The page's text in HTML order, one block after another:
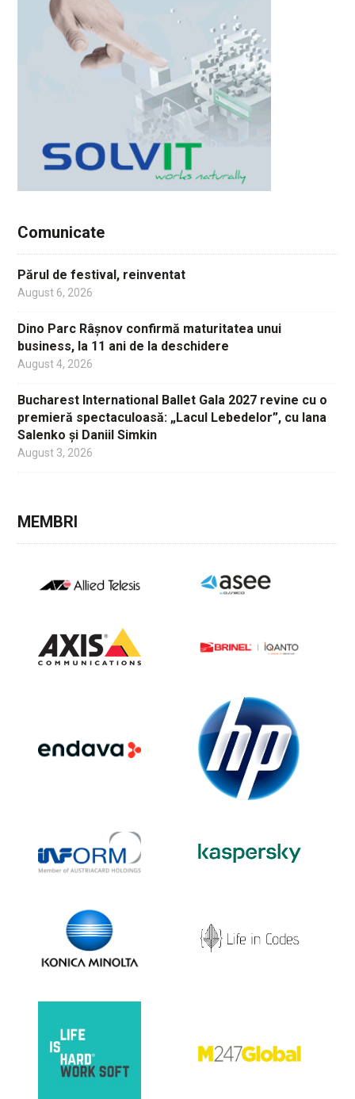
Comunicate
Părul de festival, reinventat
August 6, 2026
Dino Parc Râșnov confirmă maturitatea unui
business, la 11 ani de la deschidere
August 4, 2026
Bucharest International Ballet Gala 2027 revine cu o
premieră spectaculoasă: „Lacul Lebedelor”, cu Iana
Salenko și Daniil Simkin
August 3, 2026
MEMBRI